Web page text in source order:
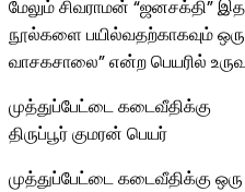
மேலும் சிவராமன் “ஜனசக்தி”
நூல்களை பயில்வதற்காகவும்
வாசகசாலை” என்ற பெயரில்
முத்துப்பேட்டை கடைவீதிக்கு
திருப்பூர் குமரன் பெயர்
முத்துப்பேட்டை கடைவீதிக்கு